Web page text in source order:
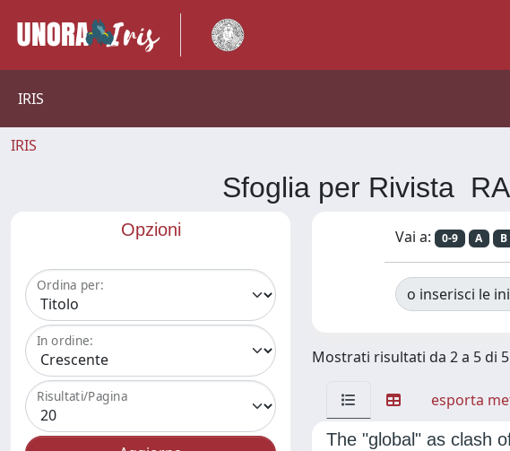
IRIS
IRIS
Sfoglia per Rivista
Opzioni
Ordina per:
In ordine:
Risultati/Pagina
Vai a: 0-9 A B
o inserisci le
Mostrati risultati da 2 a 5 di 5
esporta
The "global" as clash